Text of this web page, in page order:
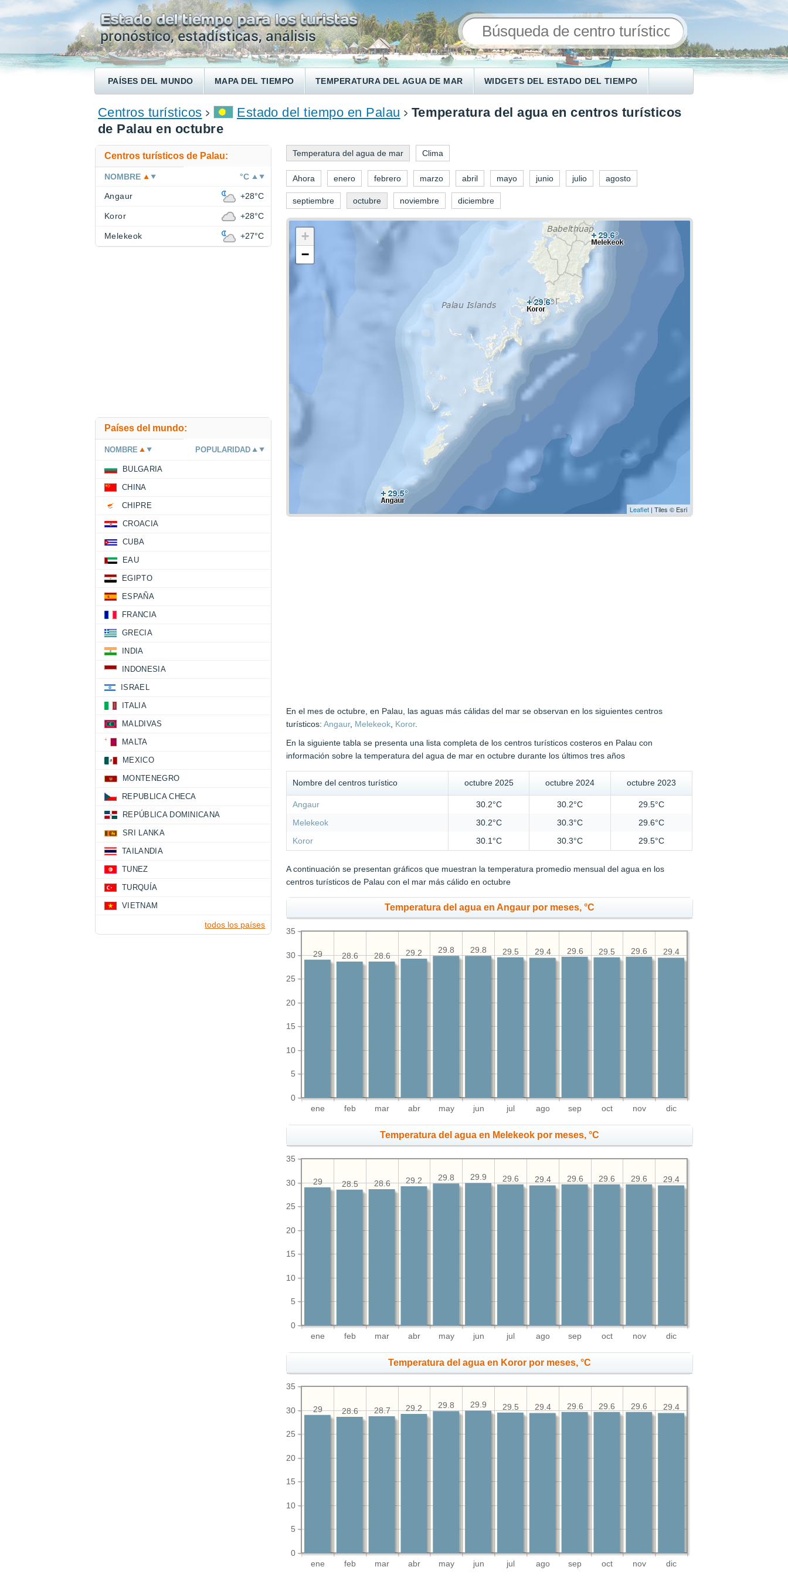
PAÍSES DEL MUNDO MAPA DEL TIEMPO TEMPERATURA DEL AGUA DE MAR WIDGETS DEL ESTADO DEL TIEMPO
ENCONTRAR UN HOTEL
Centros turísticos Estado del tiempo en Palau
Temperatura del agua en centros turísticos
de Palau en octubre
Temperatura del agua de mar Clima
Ahora enero febrero marzo abril mayo junio julio agosto
septiembre octubre noviembre diciembre
+
−
Leaflet | Tiles © Esri
En el mes de octubre, en Palau, las aguas más cálidas del mar se observan en los siguientes centros
turísticos:Angaur, Melekeok Koror.
En la siguiente tabla se presenta una lista completa de los centros turísticos costeros en Palau con
información sobre la temperatura del agua de mar en octubre durante los últimos tres años
Nombre del centros turístico octubre 2025 octubre 2024 octubre 2023
Angaur 30.2°C 30.2°C
29.5°C
Melekeok
30.2°C 30.3°C
29.6°C
Koror
30.1°C 30.3°C 29.5°C
A continuación se presentan gráficos que muestran la temperatura promedio mensual del agua en los
centros turísticos de Palau con el mar más cálido en octubre
Temperatura del agua en Angaur por meses, °C
ene feb mar abr may jun jul ago sep oct nov dic
0
5
10
15
20
25
30
35
29.4
29.6
29.5
29.6
29.4
29.5
29.8
29.8
29.2
28.6
28.6
29
Temperatura del agua en Melekeok por meses, °C
ene feb mar abr may jun jul ago sep oct nov dic
0
5
10
15
20
25
30
35
29.4
29.6
29.6
29.6
29.4
29.6
29.9
29.8
29.2
28.6
28.5
29
Temperatura del agua en Koror por meses, °C
ene feb mar abr may jun jul ago sep oct nov dic
0
5
10
15
20
25
30
35
29.4
29.6
29.6
29.6
29.4
29.5
29.9
29.8
29.2
28.7
28.6
29
Centros turísticos de Palau:
NOMBRE °C
Angaur +28°C
Koror +28°C
Melekeok +27°C
Países del mundo:
NOMBRE POPULARIDAD
BULGARIA
CHINA
CHIPRE
CROACIA
CUBA
EAU
EGIPTO
ESPAÑA
FRANCIA
GRECIA
INDIA
INDONESIA
ISRAEL
ITALIA
MALDIVAS
MALTA
MEXICO
MONTENEGRO
REPUBLICA CHECA
REPÚBLICA DOMINICANA
SRI LANKA
TAILANDIA
TUNEZ
TURQUÍA
VIETNAM
todos los países